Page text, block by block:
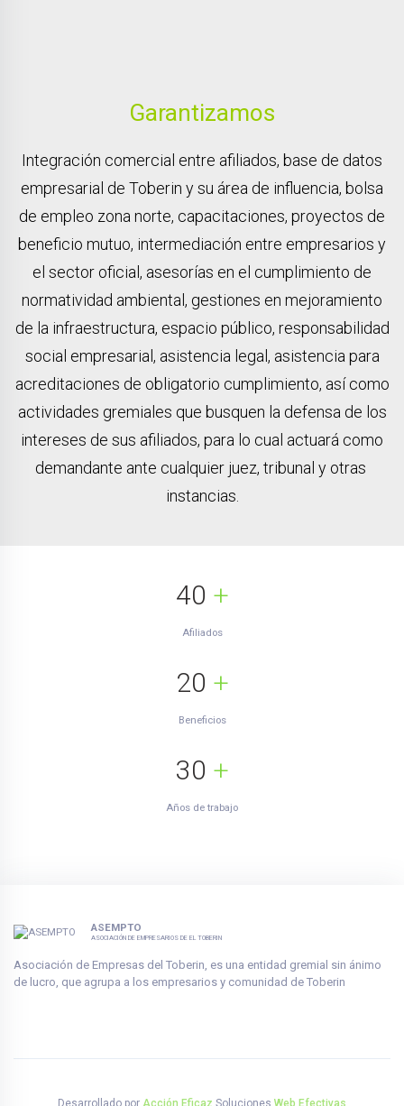
Garantizamos
Integración comercial entre afiliados, base de datos
empresarial de Toberin y su área de influencia, bolsa
de empleo zona norte, capacitaciones, proyectos de
beneficio mutuo, intermediación entre empresarios y
el sector oficial, asesorías en el cumplimiento de
normatividad ambiental, gestiones en mejoramiento
de la infraestructura, espacio público, responsabilidad
social empresarial, asistencia legal, asistencia para
acreditaciones de obligatorio cumplimiento, así como
actividades gremiales que busquen la defensa de los
intereses de sus afiliados, para lo cual actuará como
demandante ante cualquier juez, tribunal y otras
instancias.
40 +
Afiliados
20 +
Beneficios
30 +
Años de trabajo
ASEMPTO
ASOCIACIÓN DE EMPRESARIOS DE EL TOBERIN
Asociación de Empresas del Toberin, es una entidad gremial sin ánimo
de lucro, que agrupa a los empresarios y comunidad de Toberin
Desarrollado por Acción Eficaz Soluciones Web Efectivas